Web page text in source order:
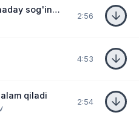
Men seni yosh bolachaday sog'indim
2:56
4:53
qiladi
2:54